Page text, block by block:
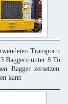
Baggern unter 8
Bagger zersetzen
kann